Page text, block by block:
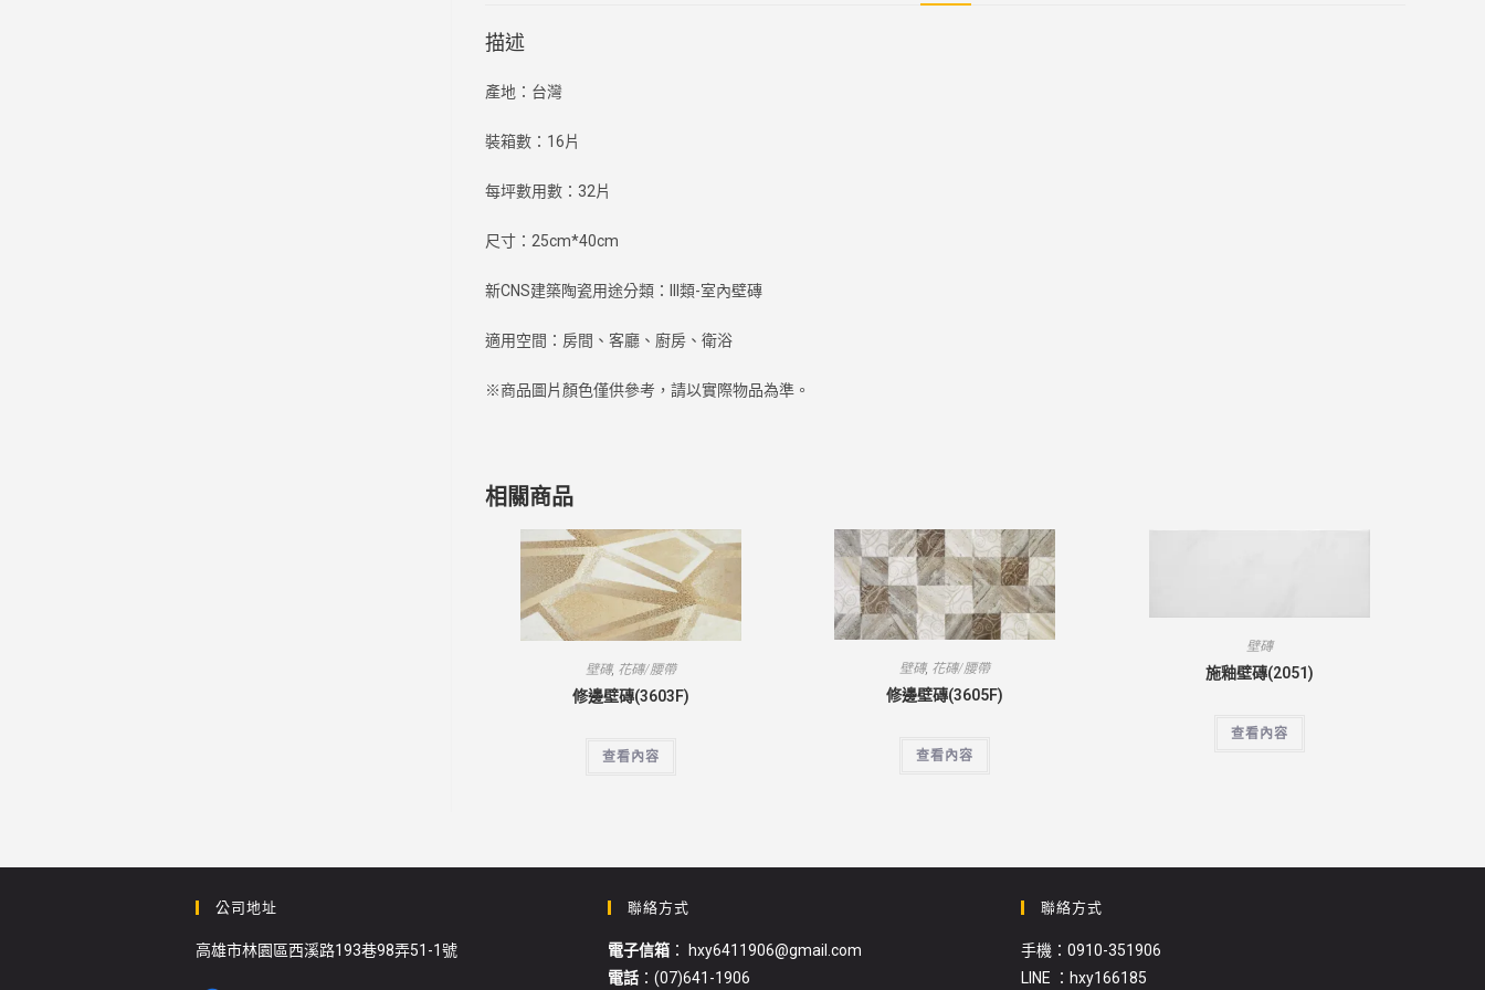
描述
產地：台灣
裝箱數：16片
每坪數用數：32片
尺寸：25cm*40cm
新CNS建築陶瓷用途分類：III類-室內壁磚
適用空間：房間、客廳、廚房、衛浴
※商品圖片顏色僅供參考，請以實際物品為準。
相關商品
壁磚, 花磚/腰帶
修邊壁磚(3603F)
查看內容
壁磚, 花磚/腰帶
修邊壁磚(3605F)
查看內容
壁磚
施釉壁磚(2051)
查看內容
公司地址
高雄市林園區西溪路193巷98弄51-1號
聯絡方式
電子信箱 ： hxy6411906@gmail.com
電話 ：(07)641-1906
聯絡方式
手機：0910-351906
LINE ：hxy166185